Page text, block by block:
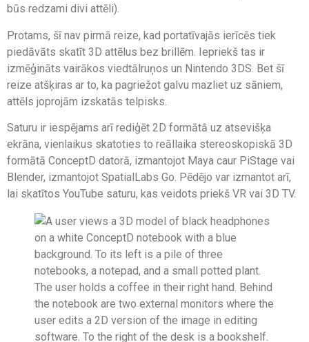
būs redzami divi attēli).
Protams, šī nav pirmā reize, kad portatīvajās ierīcēs tiek
piedāvāts skatīt 3D attēlus bez brillēm. Iepriekš tas ir
izmēģināts vairākos viedtālruņos un Nintendo 3DS. Bet šī
reize atšķiras ar to, ka pagriežot galvu mazliet uz sāniem,
attēls joprojām izskatās telpisks.
Saturu ir iespējams arī rediģēt 2D formātā uz atsevišķa
ekrāna, vienlaikus skatoties to reāllaika stereoskopiskā 3D
formātā ConceptD datorā, izmantojot Maya caur PiStage vai
Blender, izmantojot SpatialLabs Go. Pēdējo var izmantot arī,
lai skatītos YouTube saturu, kas veidots priekš VR vai 3D TV.